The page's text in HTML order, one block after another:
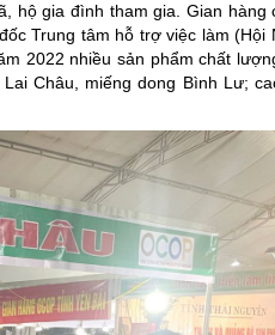
hộ gia đình tham gia. Gian hàng
Trung tâm hỗ trợ việc làm (Hội
2022 nhiều sản phẩm chất
Châu, miếng dong Bình Lư;